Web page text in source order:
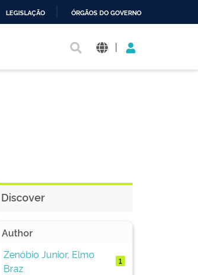
LEGISLAÇÃO ÓRGÃOS DO GOVERNO
|
Discover
Author
Zenóbio Junior, Elmo
Braz
1